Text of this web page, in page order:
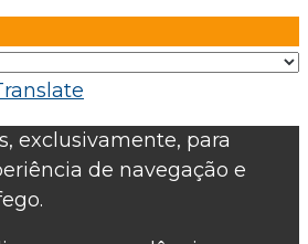
exclusivamente, para
de navegação e